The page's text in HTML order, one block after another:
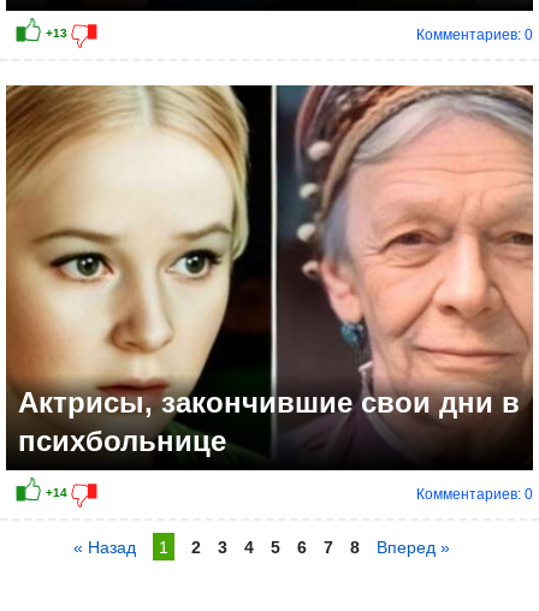
Комментариев: 0
Актрисы, закончившие свои дни в
психбольнице
Комментариев: 0
« Назад 1 2 3 4 5 6 7 8 Вперед »